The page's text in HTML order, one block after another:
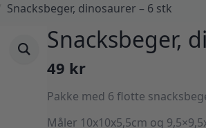
Snacksbeger, dinosaurer – 6 stk
Snacksbeger,
49 kr
Pakke med 6 flotte
Måler 10x10x5,5cm og